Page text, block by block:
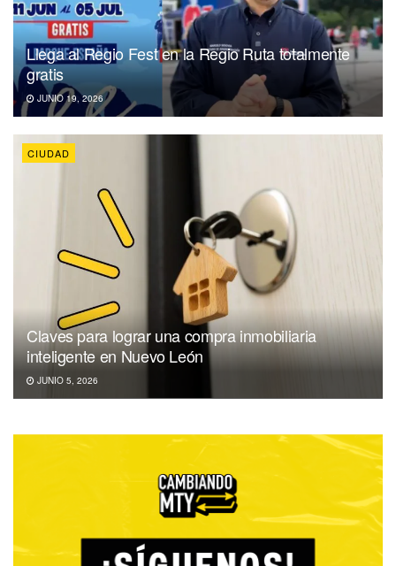
Llega al Regio Fest en la Regio Ruta totalmente
gratis
JUNIO 19, 2026
CIUDAD
Claves para lograr una compra inmobiliaria
inteligente en Nuevo León
JUNIO 5, 2026